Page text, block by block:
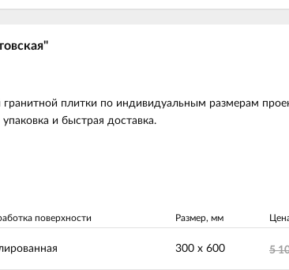
гранитной плитки по индивидуальным размерам
и быстрая доставка.
поверхности Размер, мм
300 х 600 5